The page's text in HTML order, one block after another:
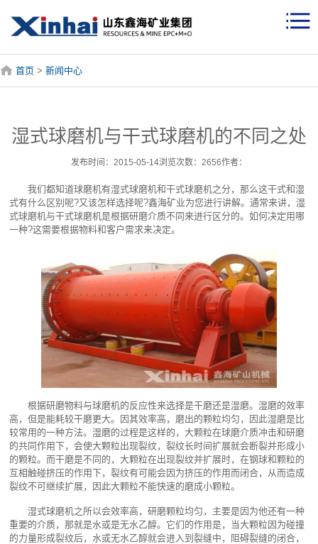
首页 > 新闻中心
湿式球磨机与干式球磨机的不同之处
发布时间：2015-05-14浏览次数：2656作者：
我们都知道球磨机有湿式球磨机和干式球磨机之分，那么这干式和湿
式有什么区别呢?又该怎样选择呢?鑫海矿业为您进行讲解。通常来讲，湿
式球磨机与干式球磨机是根据研磨介质不同来进行区分的。如何决定用哪
一种?这需要根据物料和客户需求来决定。
根据研磨物料与球磨机的反应性来选择是干磨还是湿磨。湿磨的效率
高，但是能耗较干磨更大。因其效率高，磨出的颗粒均匀，因此湿磨是比
较常用的一种方法。湿磨的过程是这样的，大颗粒在球磨介质冲击和研磨
的共同作用下，会使大颗粒出现裂纹，裂纹长时间扩展就会断裂并形成小
的颗粒。而干磨是不同的，大颗粒在出现裂纹并扩展时，在钢球和颗粒的
互相触碰挤压的作用下，裂纹有可能会因为挤压的作用而闭合，从而造成
裂纹不可继续扩展，因此大颗粒不能快速的磨成小颗粒。
湿式球磨机之所以会效率高，研磨颗粒均匀，主要是因为他还有一种
重要的介质，那就是水或是无水乙醇。它们的作用是，当大颗粒因为碰撞
的力量形成裂纹后，水或无水乙醇就会进入到裂缝中，阻碍裂缝的闭合，